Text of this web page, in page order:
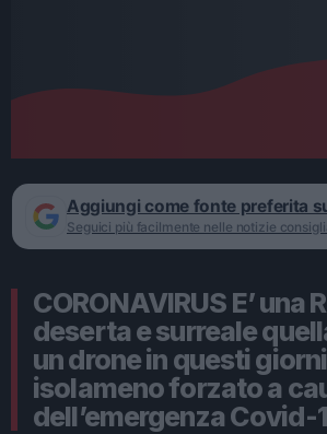
Aggiungi come fonte preferita
Seguici più facilmente nelle notizie
CORONAVIRUS E’ una
deserta e surreale
un drone in questi
isolameno forzato a
dell’emergenza Covid-